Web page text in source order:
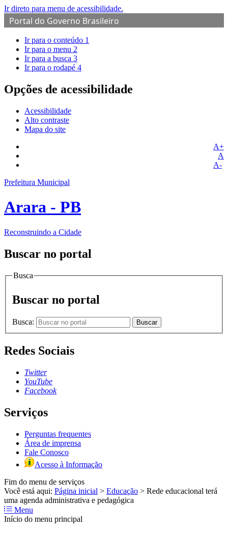
Ir direto para menu de acessibilidade.
Portal do Governo Brasileiro
Ir para o conteúdo 1
Ir para o menu 2
Ir para a busca 3
Ir para o rodapé 4
Opções de acessibilidade
Acessibilidade
Alto contraste
Mapa do site
A+
A
A-
Prefeitura Municipal
Arara - PB
Reconstruindo a Cidade
Buscar no portal
Busca
Buscar no portal
Busca: Buscar
Redes Sociais
Twitter
YouTube
Facebook
Serviços
Perguntas frequentes
Área de imprensa
Fale Conosco
Acesso à Informação
Fim do menu de serviços
Você está aqui: Página inicial > Educação > Rede educacional terá
uma agenda administrativa e pedagógica
Menu
Início do menu principal